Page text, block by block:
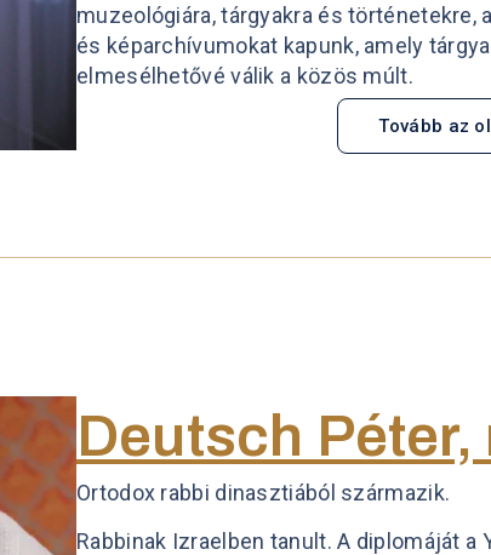
muzeológiára, tárgyakra és történetekre,
és képarchívumokat kapunk, amely
elmesélhetővé válik a közös múlt.
Tovább az
Deutsch Péter,
Ortodox rabbi dinasztiából származik.
Rabbinak Izraelben tanult. A diplomáját a